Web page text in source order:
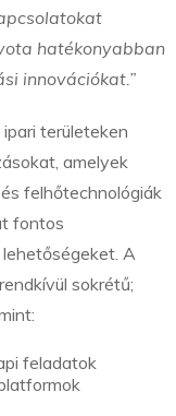
hatékonyabban
innovációkat.”
területeken
amelyek
felhőtechnológiák
fontos
A
sokrétű;
feladatok